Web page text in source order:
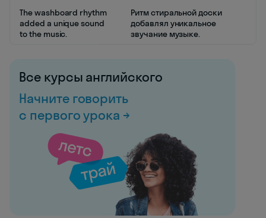
The washboard rhythm
added a unique sound
to the music.
Ритм стиральной доски
добавлял уникальное
звучание музыке.
Все курсы английского
Начните говорить
с первого урока →